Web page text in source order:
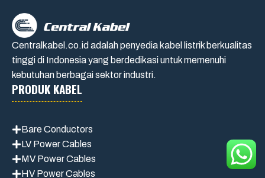
Centralkabel.co.id adalah penyedia kabel listrik berkualitas
tinggi di Indonesia yang berdedikasi untuk memenuhi
kebutuhan berbagai sektor industri.
PRODUK KABEL
Bare Conductors
LV Power Cables
MV Power Cables
HV Power Cables